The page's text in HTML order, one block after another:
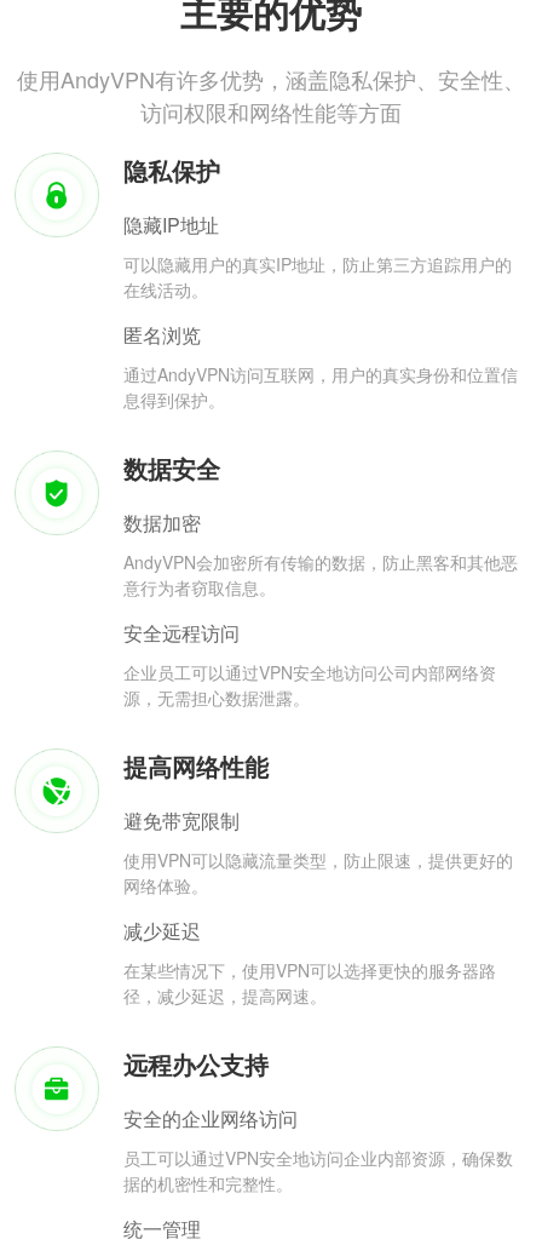
主要的优势
使用AndyVPN有许多优势，涵盖隐私保护、安全性、
访问权限和网络性能等方面
隐私保护
隐藏IP地址
可以隐藏用户的真实IP地址，防止第三方追踪用户的
在线活动。
匿名浏览
通过AndyVPN访问互联网，用户的真实身份和位置信
息得到保护。
数据安全
数据加密
AndyVPN会加密所有传输的数据，防止黑客和其他恶
意行为者窃取信息。
安全远程访问
企业员工可以通过VPN安全地访问公司内部网络资
源，无需担心数据泄露。
提高网络性能
避免带宽限制
使用VPN可以隐藏流量类型，防止限速，提供更好的
网络体验。
减少延迟
在某些情况下，使用VPN可以选择更快的服务器路
径，减少延迟，提高网速。
远程办公支持
安全的企业网络访问
员工可以通过VPN安全地访问企业内部资源，确保数
据的机密性和完整性。
统一管理